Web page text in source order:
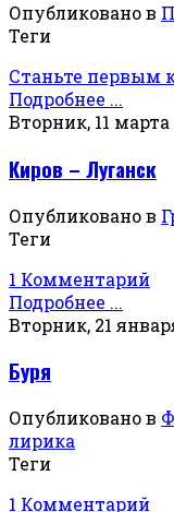
Опубликовано в
Теги
Станьте первым
Подробнее ...
Вторник, 11 марта
Киров – Луганск
Опубликовано в
Теги
1 Комментарий
Подробнее ...
Вторник, 21
Буря
Опубликовано в
лирика
Теги
1 Комментарий